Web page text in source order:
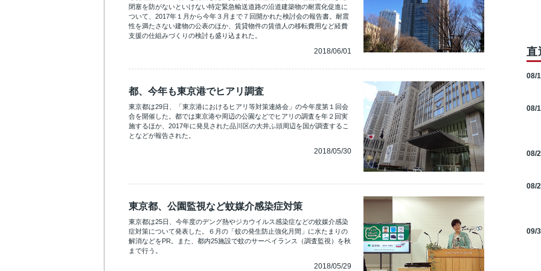
閉塞を防がないといけない特定緊急輸送道路の沿道建築物の耐震化促進に
ついて、2017年１月から今年３月まで７回開かれた検討会の報告書。耐震
性を満たさない建物の公表のほか、賃貸物件の賃借人の移転費用など経費
支援の仕組みづくりの検討も盛り込まれた。
2018/06/01
都、今年も東京港でヒアリ調査
東京都は29日、「東京港におけるヒアリ等対策連絡会」の今年度第１回会
合を開催した。都では東京港や周辺の公園などでヒアリの調査を年２回実
施するほか、2017年に発見された品川区の大井ふ頭周辺を国が調査するこ
となどが報告された。
2018/05/30
東京都、公園監視など蚊媒介感染症対策
東京都は25日、今年度のデング熱やジカウイルス感染症などの蚊媒介感染
症対策について発表した。６月の「蚊の発生防止強化月間」に水たまりの
解消などをPR。また、都内25施設で蚊のサーベイランス（調査監視）を秋
まで行う。
2018/05/29
直
08/
08/
08/
08/
09/